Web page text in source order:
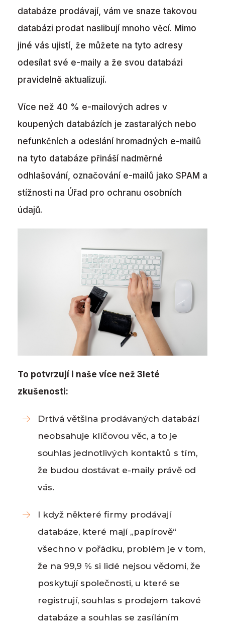
databáze prodávají, vám ve snaze takovou
databázi prodat naslibují mnoho věcí. Mimo
jiné vás ujistí, že můžete na tyto adresy
odesílat své e-maily a že svou databázi
pravidelně aktualizují.
Více než 40 % e-mailových adres v
koupených databázích je zastaralých nebo
nefunkčních a odeslání hromadných e-mailů
na tyto databáze přináší nadměrné
odhlašování, označování e-mailů jako SPAM a
stížnosti na Úřad pro ochranu osobních
údajů.
To potvrzují i naše více než 3leté
zkušenosti:
Drtivá většina prodávaných databází
neobsahuje klíčovou věc, a to je
souhlas jednotlivých kontaktů s tím,
že budou dostávat e-maily právě od
vás.
I když některé firmy prodávají
databáze, které mají „papírově“
všechno v pořádku, problém je v tom,
že na 99,9 % si lidé nejsou vědomi, že
poskytují společnosti, u které se
registrují, souhlas s prodejem takové
databáze a souhlas se zasíláním